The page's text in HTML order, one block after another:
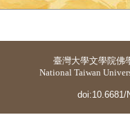
臺灣大學文學院佛
National Taiwan
doi:10.6681/